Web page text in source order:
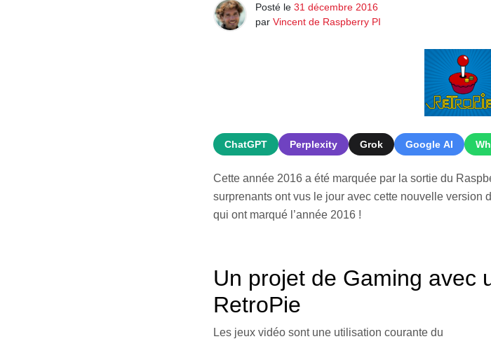
Posté le 31 décembre 2016
par Vincent de Raspberry PI
ChatGPT Perplexity Grok Google AI
Cette année 2016 a été marquée par la sortie du
surprenants ont vus le jour avec cette nouvelle version
qui ont marqué l’année 2016 !
Un projet de Gaming avec
RetroPie
Les jeux vidéo sont une utilisation courante du